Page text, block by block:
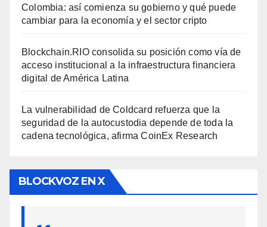
Colombia: así comienza su gobierno y qué puede
cambiar para la economía y el sector cripto
Blockchain.RIO consolida su posición como vía de
acceso institucional a la infraestructura financiera
digital de América Latina
La vulnerabilidad de Coldcard refuerza que la
seguridad de la autocustodia depende de toda la
cadena tecnológica, afirma CoinEx Research
BLOCKVOZ EN X